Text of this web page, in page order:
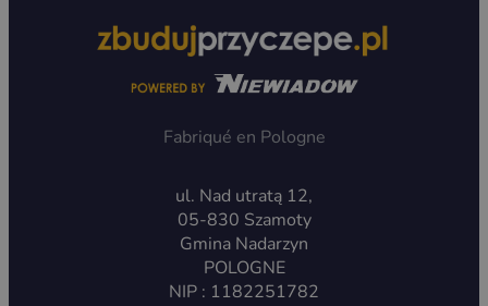
Fabriqué en Pologne
ul. Nad utratą 12,
05-830 Szamoty
Gmina Nadarzyn
POLOGNE
NIP : 1182251782